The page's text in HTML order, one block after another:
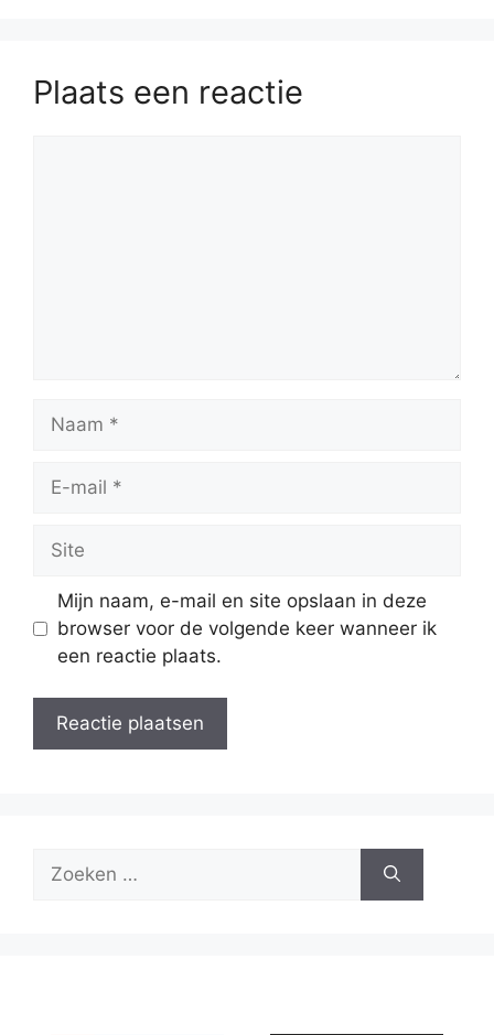
Plaats een reactie
mail
Mijn naam, e-mail en site opslaan in deze
browser voor de volgende keer wanneer ik
een reactie plaats.
Zoek